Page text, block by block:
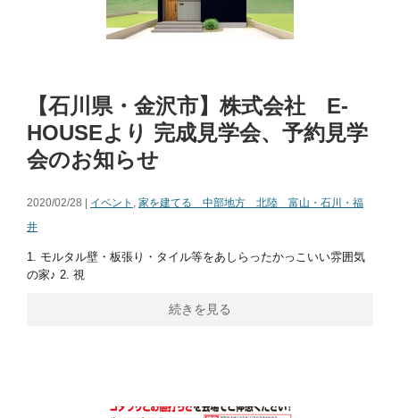
【石川県・金沢市】株式会社 E-
HOUSEより 完成見学会、予約見学
会のお知らせ
2020/02/28 | イベント , 家を建てる 中部地方 北陸 富山・石川・福
井
1. モルタル壁・板張り・タイル等をあしらったかっこいい雰囲気
の家♪ 2. 視
続きを見る